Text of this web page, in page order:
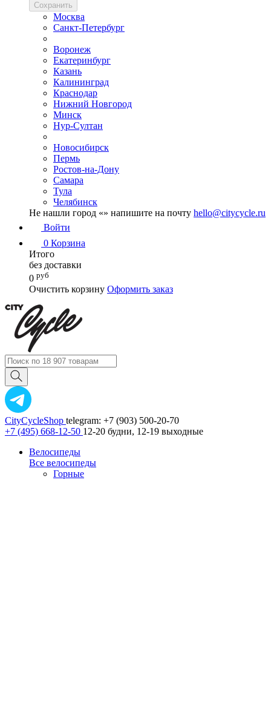
Сохранить
Москва
Санкт-Петербург
Воронеж
Екатеринбург
Казань
Калининград
Краснодар
Нижний Новгород
Минск
Нур-Султан
Новосибирск
Пермь
Ростов-на-Дону
Самара
Тула
Челябинск
Не нашли город «» напишите на почту hello@citycycle.ru
Войти
0 Корзина
Итого
без доставки
0 руб
Очистить корзину Оформить заказ
CityCycleShop telegram: +7 (903) 500-20-70
+7 (495) 668-12-50 12-20 будни, 12-19 выходные
Велосипеды
Все велосипеды
Горные